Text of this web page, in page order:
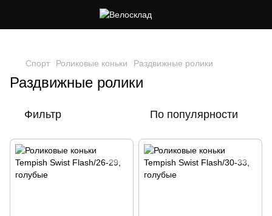
Спорт Роликовые коньки Раздвижные ролики
Раздвижные ролики
Фильтр По популярности